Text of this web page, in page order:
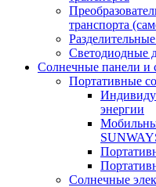
транспорта
Светодиодные
Солнечные панели и
Портативные
энергии
Солнечные